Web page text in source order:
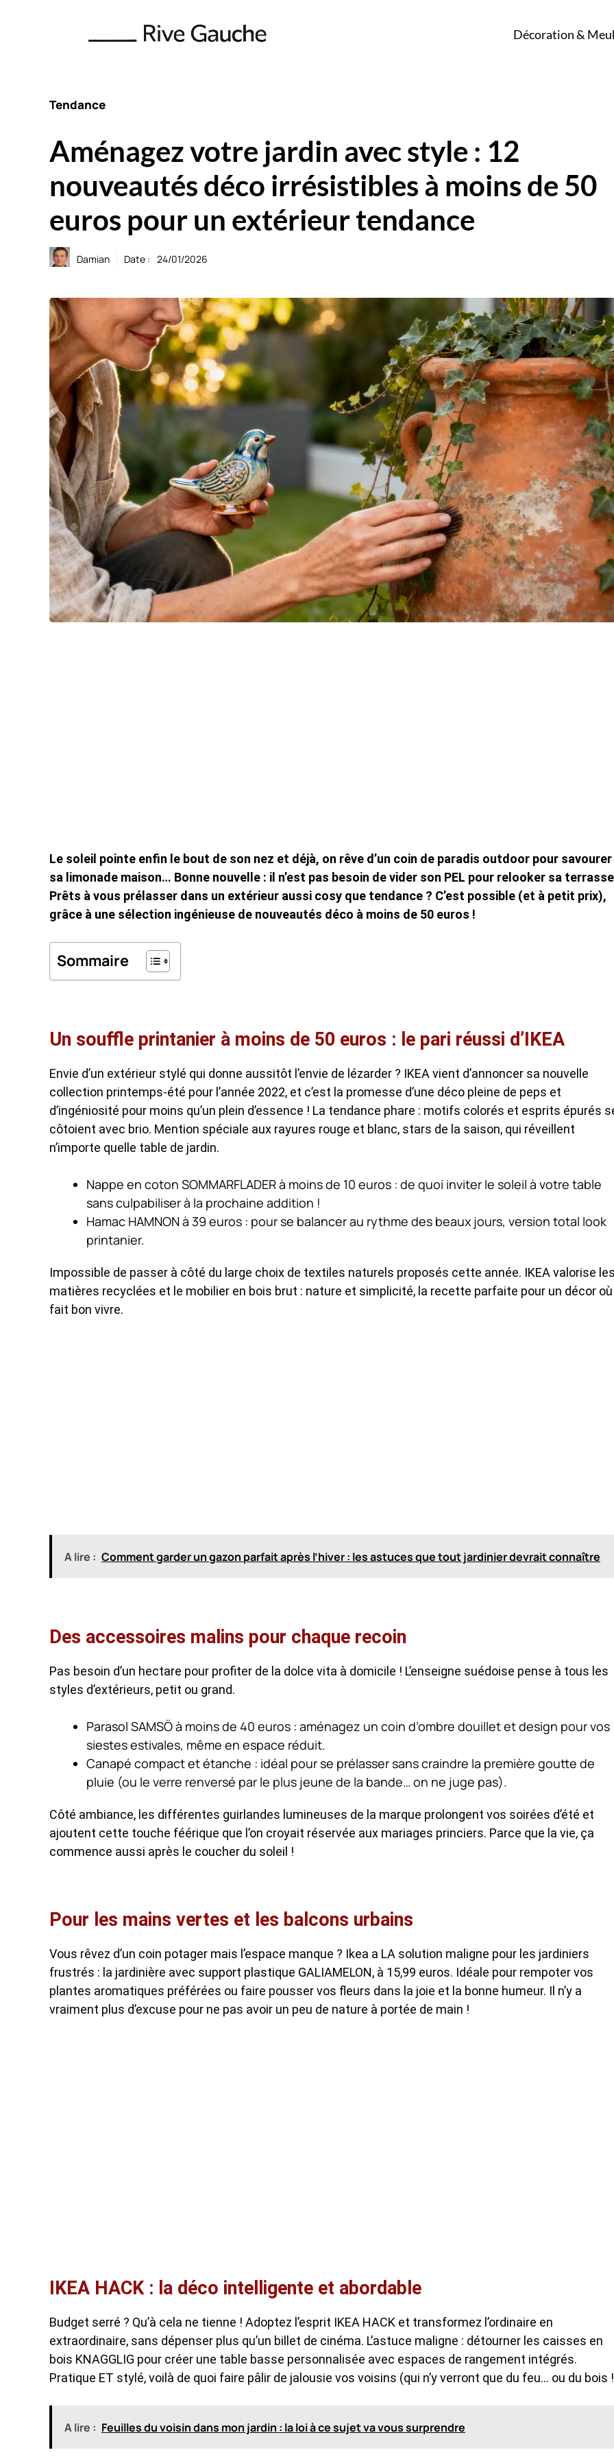
Décoration &
Tendance
Aménagez votre jardin avec style : 12
nouveautés déco irrésistibles à moins de 50
euros pour un extérieur tendance
Damian Date : 24/01/2026
Le soleil pointe enfin le bout de son nez et déjà, on rêve d’un coin de paradis outdoor pour savourer
sa limonade maison… Bonne nouvelle : il n’est pas besoin de vider son PEL pour relooker sa
Prêts à vous prélasser dans un extérieur aussi cosy que tendance ? C’est possible (et à petit prix),
grâce à une sélection ingénieuse de nouveautés déco à moins de 50 euros !
Sommaire
Un souffle printanier à moins de 50 euros : le pari réussi d’IKEA
Envie d’un extérieur stylé qui donne aussitôt l’envie de lézarder ? IKEA vient d’annoncer sa nouvelle
collection printemps-été pour l’année 2022, et c’est la promesse d’une déco pleine de peps et
d’ingéniosité pour moins qu’un plein d’essence ! La tendance phare : motifs colorés et esprits épurés
côtoient avec brio. Mention spéciale aux rayures rouge et blanc, stars de la saison, qui réveillent
n’importe quelle table de jardin.
Nappe en coton SOMMARFLADER à moins de 10 euros : de quoi inviter le soleil à votre table
sans culpabiliser à la prochaine addition !
Hamac HAMNON à 39 euros : pour se balancer au rythme des beaux jours, version total look
printanier.
Impossible de passer à côté du large choix de textiles naturels proposés cette année. IKEA valorise
matières recyclées et le mobilier en bois brut : nature et simplicité, la recette parfaite pour un décor
fait bon vivre.
A lire : Comment garder un gazon parfait après l’hiver : les astuces que tout jardinier devrait connaître
Des accessoires malins pour chaque recoin
Pas besoin d’un hectare pour profiter de la dolce vita à domicile ! L’enseigne suédoise pense à tous les
styles d’extérieurs, petit ou grand.
Parasol SAMSÖ à moins de 40 euros : aménagez un coin d’ombre douillet et design pour vos
siestes estivales, même en espace réduit.
Canapé compact et étanche : idéal pour se prélasser sans craindre la première goutte de
pluie (ou le verre renversé par le plus jeune de la bande… on ne juge pas).
Côté ambiance, les différentes guirlandes lumineuses de la marque prolongent vos soirées d’été et
ajoutent cette touche féérique que l’on croyait réservée aux mariages princiers. Parce que la vie, ça
commence aussi après le coucher du soleil !
Pour les mains vertes et les balcons urbains
Vous rêvez d’un coin potager mais l’espace manque ? Ikea a LA solution maligne pour les jardiniers
frustrés : la jardinière avec support plastique GALIAMELON, à 15,99 euros. Idéale pour rempoter vos
plantes aromatiques préférées ou faire pousser vos fleurs dans la joie et la bonne humeur. Il n’y a
vraiment plus d’excuse pour ne pas avoir un peu de nature à portée de main !
IKEA HACK : la déco intelligente et abordable
Budget serré ? Qu’à cela ne tienne ! Adoptez l’esprit IKEA HACK et transformez l’ordinaire en
extraordinaire, sans dépenser plus qu’un billet de cinéma. L’astuce maligne : détourner les caisses en
bois KNAGGLIG pour créer une table basse personnalisée avec espaces de rangement intégrés.
Pratique ET stylé, voilà de quoi faire pâlir de jalousie vos voisins (qui n’y verront que du feu… ou du bois
A lire : Feuilles du voisin dans mon jardin : la loi à ce sujet va vous surprendre